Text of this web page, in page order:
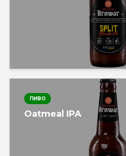
ПИВО
Oatmeal IPA